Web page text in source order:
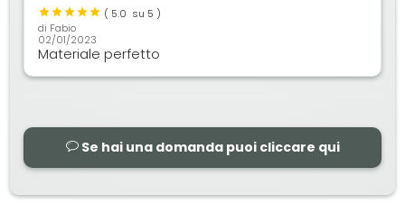
( 5.0 su 5 )
di Fabio
02/01/2023
Materiale perfetto
Se hai una domanda puoi cliccare qui